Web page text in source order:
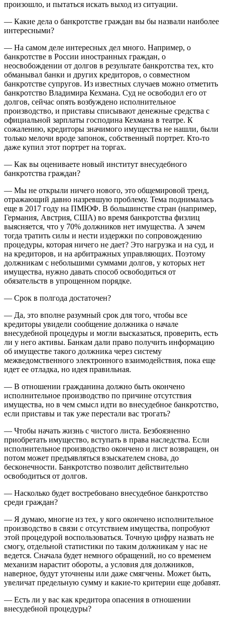
произошло, и пытаться искать выход из ситуации.
— Какие дела о банкротстве граждан вы бы назвали наиболее
интересными?
— На самом деле интересных дел много. Например, о
банкротстве в России иностранных граждан, о
неосвобождении от долгов в результате банкротства тех, кто
обманывал банки и других кредиторов, о совместном
банкротстве супругов. Из известных случаев можно отметить
банкротство Владимира Кехмана. Суд не освободил его от
долгов, сейчас опять возбуждено исполнительное
производство, и приставы списывают денежные средства с
официальной зарплаты господина Кехмана в театре. К
сожалению, кредиторы значимого имущества не нашли, были
только мелочи вроде запонок, собственный портрет. Кто-то
даже купил этот портрет на торгах.
— Как вы оцениваете новый институт внесудебного
банкротства граждан?
— Мы не открыли ничего нового, это общемировой тренд,
отражающий давно назревшую проблему. Тема поднималась
еще в 2017 году на ПМЮФ. В большинстве стран (например,
Германия, Австрия, США) во время банкротства физлиц
выясняется, что у 70% должников нет имущества. А зачем
тогда тратить силы и нести издержки по сопровождению
процедуры, которая ничего не дает? Это нагрузка и на суд, и
на кредиторов, и на арбитражных управляющих. Поэтому
должникам с небольшими суммами долгов, у которых нет
имущества, нужно давать способ освободиться от
обязательств в упрощенном порядке.
— Срок в полгода достаточен?
— Да, это вполне разумный срок для того, чтобы все
кредиторы увидели сообщение должника о начале
внесудебной процедуры и могли высказаться, проверить, есть
ли у него активы. Банкам дали право получить информацию
об имуществе такого должника через систему
межведомственного электронного взаимодействия, пока еще
идет ее отладка, но идея правильная.
— В отношении гражданина должно быть окончено
исполнительное производство по причине отсутствия
имущества, но в чем смысл идти во внесудебное банкротство,
если приставы и так уже перестали вас трогать?
— Чтобы начать жизнь с чистого листа. Безбоязненно
приобретать имущество, вступать в права наследства. Если
исполнительное производство окончено и лист возвращен, он
потом может предъявляться взыскателем снова, до
бесконечности. Банкротство позволит действительно
освободиться от долгов.
— Насколько будет востребовано внесудебное банкротство
среди граждан?
— Я думаю, многие из тех, у кого окончено исполнительное
производство в связи с отсутствием имущества, попробуют
этой процедурой воспользоваться. Точную цифру назвать не
смогу, отдельной статистики по таким должникам у нас не
ведется. Сначала будет немного обращений, но со временем
механизм нарастит обороты, а условия для должников,
наверное, будут уточнены или даже смягчены. Может быть,
увеличат предельную сумму и какие-то критерии еще добавят.
— Есть ли у вас как кредитора опасения в отношении
внесудебной процедуры?